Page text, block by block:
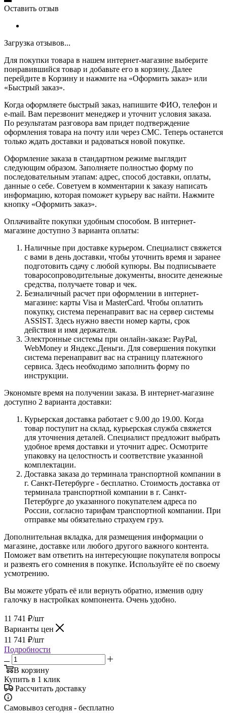
Оставить отзыв
Загрузка отзывов...
Для покупки товара в нашем интернет-магазине выберите
понравившийся товар и добавьте его в корзину. Далее
перейдите в Корзину и нажмите на «Оформить заказ» или
«Быстрый заказ».
Когда оформляете быстрый заказ, напишите ФИО, телефон и
e-mail. Вам перезвонит менеджер и уточнит условия заказа.
По результатам разговора вам придет подтверждение
оформления товара на почту или через СМС. Теперь останется
только ждать доставки и радоваться новой покупке.
Оформление заказа в стандартном режиме выглядит
следующим образом. Заполняете полностью форму по
последовательным этапам: адрес, способ доставки, оплаты,
данные о себе. Советуем в комментарии к заказу написать
информацию, которая поможет курьеру вас найти. Нажмите
кнопку «Оформить заказ».
Оплачивайте покупки удобным способом. В интернет-
магазине доступно 3 варианта оплаты:
Наличные при доставке курьером. Специалист свяжется
с вами в день доставки, чтобы уточнить время и заранее
подготовить сдачу с любой купюры. Вы подписываете
товаросопроводительные документы, вносите денежные
средства, получаете товар и чек.
Безналичный расчет при оформлении в интернет-
магазине: карты Visa и MasterCard. Чтобы оплатить
покупку, система перенаправит вас на сервер системы
ASSIST. Здесь нужно ввести номер карты, срок
действия и имя держателя.
Электронные системы при онлайн-заказе: PayPal,
WebMoney и Яндекс.Деньги. Для совершения покупки
система перенаправит вас на страницу платежного
сервиса. Здесь необходимо заполнить форму по
инструкции.
Экономьте время на получении заказа. В интернет-магазине
доступно 2 варианта доставки:
Курьерская доставка работает с 9.00 до 19.00. Когда
товар поступит на склад, курьерская служба свяжется
для уточнения деталей. Специалист предложит выбрать
удобное время доставки и уточнит адрес. Осмотрите
упаковку на целостность и соответствие указанной
комплектации.
Доставка заказа до терминала транспортной компании в
г. Санкт-Петербурге - бесплатно. Стоимость доставка от
терминала транспортной компании в г. Санкт-
Петербурге до указанного покупателем адреса по
России, согласно тарифам транспортной компании. При
отправке мы обязательно страхуем груз.
Дополнительная вкладка, для размещения информации о
магазине, доставке или любого другого важного контента.
Поможет вам ответить на интересующие покупателя вопросы
и развеять его сомнения в покупке. Используйте её по своему
усмотрению.
Вы можете убрать её или вернуть обратно, изменив одну
галочку в настройках компонента. Очень удобно.
11 741 ₽/шт
Варианты цен
11 741 ₽/шт
Подробности
В корзину
Купить в 1 клик
Рассчитать доставку
Самовывоз сегодня - бесплатно